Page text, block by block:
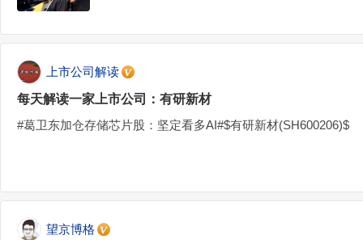
上市公司解读
每天解读一家上市公司：有研新材
#葛卫东加仓存储芯片股：坚定看多AI#$有研新材(SH600206)$
望京博格